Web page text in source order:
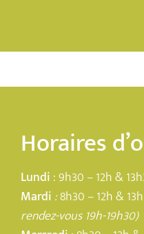
Horaires
Lundi : 9h30 – 12h &
Mardi :8h30 – 12h &
rendez-vous 19h-19h30)